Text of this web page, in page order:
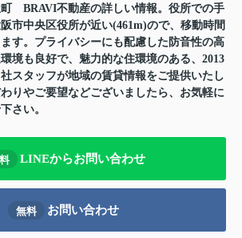
BRAVI不動産の詳しい情報。役所での手
市中央区役所が近い(461m)ので、移動時間
す。プライバシーにも配慮した防音性の高
境も良好で、魅力的な住環境のある、2013
スタッフが地域の賃貸情報をご提供いたし
りやご要望などございましたら、お気軽に
さい。
LINEからお問い合わせ
無料 お問い合わせ